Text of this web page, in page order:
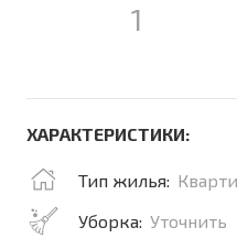
1
ХАРАКТЕРИСТИКИ:
Тип жилья:
Уборка: Уточнить